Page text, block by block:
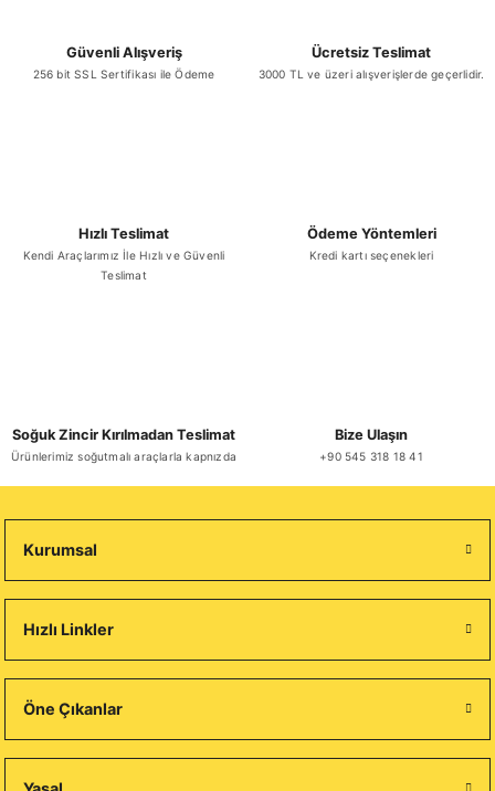
Güvenli Alışveriş
256 bit SSL Sertifikası ile Ödeme
Ücretsiz Teslimat
3000 TL ve üzeri alışverişlerde geçerlidir.
Hızlı Teslimat
Kendi Araçlarımız İle Hızlı ve Güvenli
Teslimat
Ödeme Yöntemleri
Kredi kartı seçenekleri
Soğuk Zincir Kırılmadan Teslimat
Ürünlerimiz soğutmalı araçlarla kapnızda
Bize Ulaşın
+90 545 318 18 41
Kurumsal
Hızlı Linkler
Öne Çıkanlar